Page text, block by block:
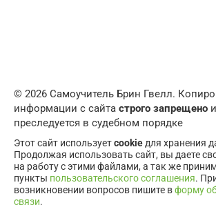
© 2026 Самоучитель Брин Гвелл.
информации с сайта строго запрещено и
преследуется в судебном порядке
Этот сайт используетcookie для хранения
Продолжая использовать сайт, вы даете
на работу с этими файлами, а так же
пункты пользовательского соглашения.
возникновении вопросов пишите вформу
связи.